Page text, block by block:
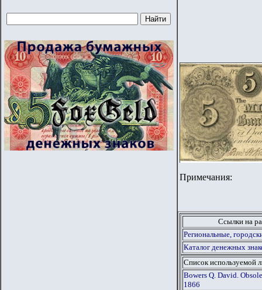
Примечания:
Ссылки на
Региональные,
Каталог денежных
Список используемой
Bowers Q. David.
1866